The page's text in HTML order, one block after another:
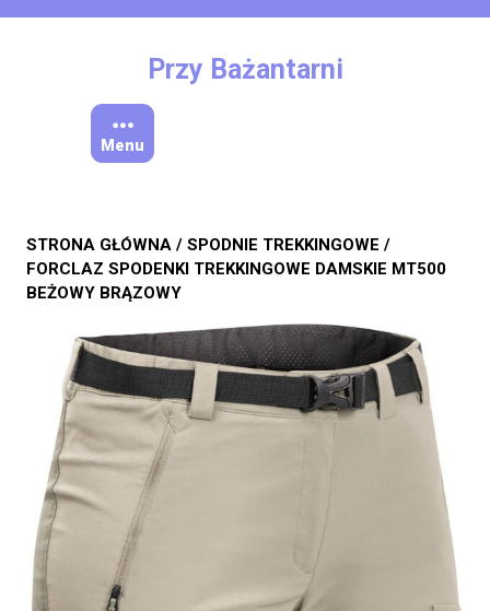
Przy Bażantarni
Menu
STRONA GŁÓWNA / SPODNIE TREKKINGOWE /
FORCLAZ SPODENKI TREKKINGOWE DAMSKIE MT500
BEŻOWY BRĄZOWY